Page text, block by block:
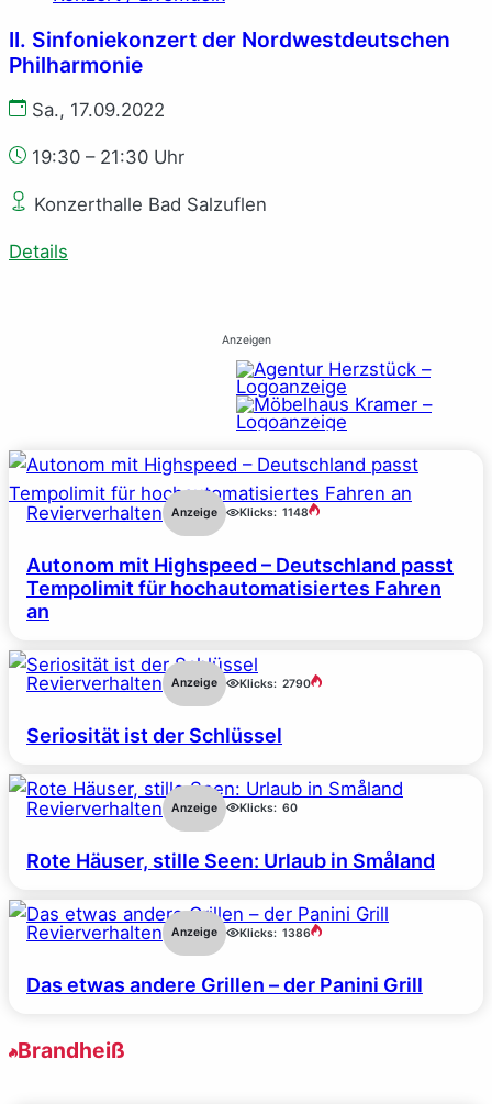
II. Sinfoniekonzert der Nordwestdeutschen
Philharmonie
Sa., 17.09.2022
19:30 – 21:30 Uhr
Konzerthalle Bad Salzuflen
Details
Anzeigen
Revierverhalten Anzeige Klicks: 1148
Autonom mit Highspeed – Deutschland passt
Tempolimit für hochautomatisiertes Fahren
an
Revierverhalten Anzeige Klicks: 2790
Seriosität ist der Schlüssel
Revierverhalten Anzeige Klicks: 60
Rote Häuser, stille Seen: Urlaub in Småland
Revierverhalten Anzeige Klicks: 1386
Das etwas andere Grillen – der Panini Grill
Brandheiß